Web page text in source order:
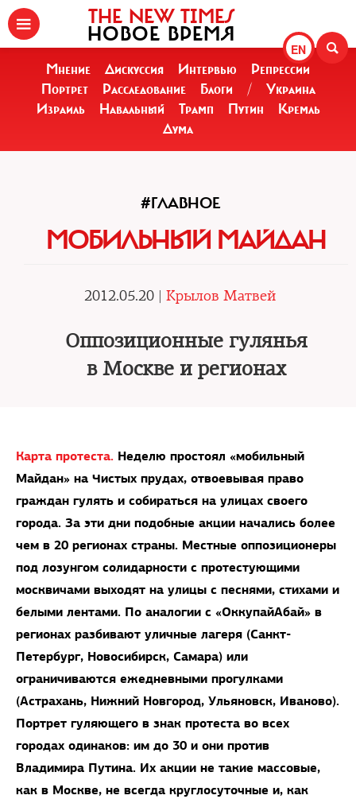
EN
THE NEW TIMES
НОВОЕ ВРЕМЯ
Мнение Дискуссия Интервью
Репрессии
Портрет
Расследование Блоги /
Украина
Израиль
Навальный Трамп Путин
Кремль
Дума
#ГЛАВНОЕ
МОБИЛЬНЫЙ МАЙДАН
2012.05.20 | Крылов Матвей
Оппозиционные гулянья
в Москве и регионах
Карта протеста. Неделю простоял «мобильный
Майдан» на Чистых прудах, отвоевывая право
граждан гулять и собираться на улицах своего
города. За эти дни подобные акции начались более
чем в 20 регионах страны. Местные оппозиционеры
под лозунгом солидарности с протестующими
москвичами выходят на улицы с песнями, стихами и
белыми лентами. По аналогии с «ОккупайАбай» в
регионах разбивают уличные лагеря (Санкт-
Петербург, Новосибирск, Самара) или
ограничиваются ежедневными прогулками
(Астрахань, Нижний Новгород, Ульяновск, Иваново).
Портрет гуляющего в знак протеста во всех
городах одинаков: им до 30 и они против
Владимира Путина. Их акции не такие массовые,
как в Москве, не всегда круглосуточные и, как